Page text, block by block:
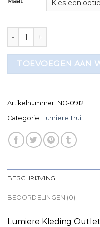
lumiere trui aantal
TOEVOEGEN AAN
Artikelnummer: NO-0912
Categorie: Lumiere Trui
BESCHRIJVING
BEOORDELINGEN (0)
Lumiere Kleding Outlet,